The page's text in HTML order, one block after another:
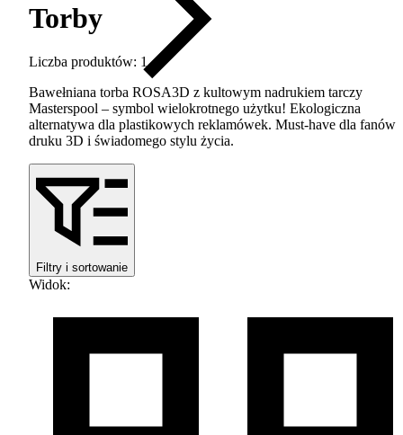
Torby
Liczba produktów: 1
Bawełniana torba ROSA3D z kultowym nadrukiem tarczy
Masterspool – symbol wielokrotnego użytku! Ekologiczna
alternatywa dla plastikowych reklamówek. Must-have dla fanów
druku 3D i świadomego stylu życia.
Filtry i sortowanie
Widok: